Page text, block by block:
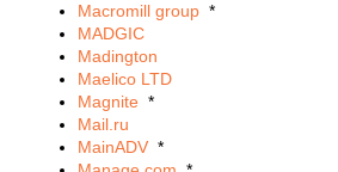
Macromill group *
MADGIC
Madington
Maelico LTD
Magnite *
Mail.ru
MainADV *